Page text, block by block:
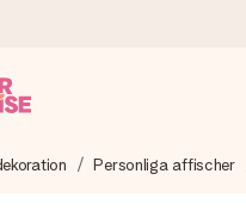
skickar den blixtsnabbt
Personliga affischer